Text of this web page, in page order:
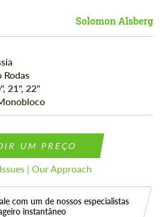
Solomon Alsberg
Rodas
21", 22"
UM PREÇO
| Our Approach
com um de nossos especialistas
instantâneo